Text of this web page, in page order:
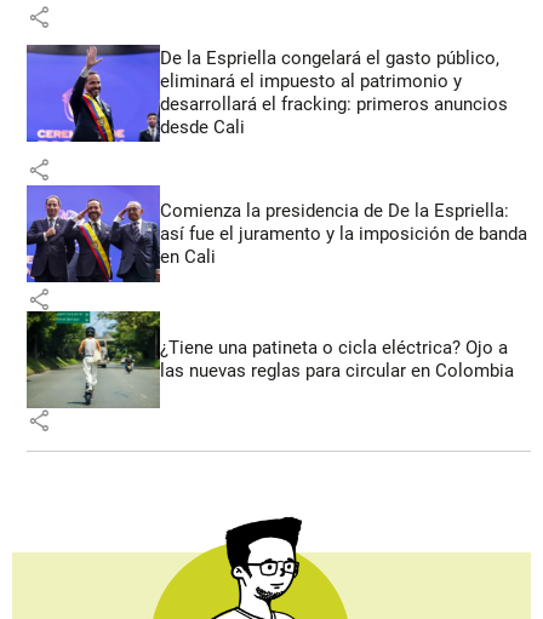
share
De la Espriella congelará el gasto público,
eliminará el impuesto al patrimonio y
desarrollará el fracking: primeros anuncios
desde Cali
share
Comienza la presidencia de De la Espriella:
así fue el juramento y la imposición de banda
en Cali
share
¿Tiene una patineta o cicla eléctrica? Ojo a
las nuevas reglas para circular en Colombia
share